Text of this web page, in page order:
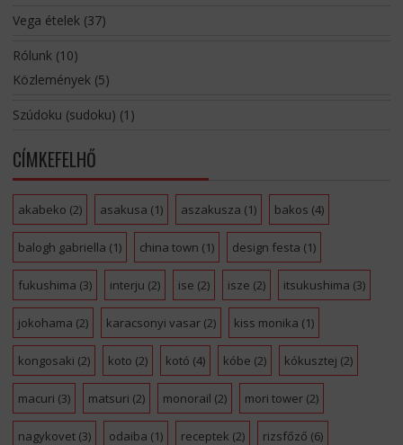
Vega ételek(37)
Rólunk(10)
Közlemények(5)
Szúdoku (sudoku) (1)
CÍMKEFELHŐ
akabeko (2) asakusa (1) aszakusza (1) bakos (4)
balogh gabriella (1) china town (1) design festa (1)
fukushima (3) interju (2) ise (2) isze (2) itsukushima (3)
jokohama (2) karacsonyi vasar(2) kiss monika (1)
kongosaki (2) koto (2) kotó (4) kóbe (2) kókusztej (2)
macuri (3) matsuri (2) monorail (2) mori tower(2)
nagykovet(3) odaiba (1) receptek (2) rizsfőző (6)